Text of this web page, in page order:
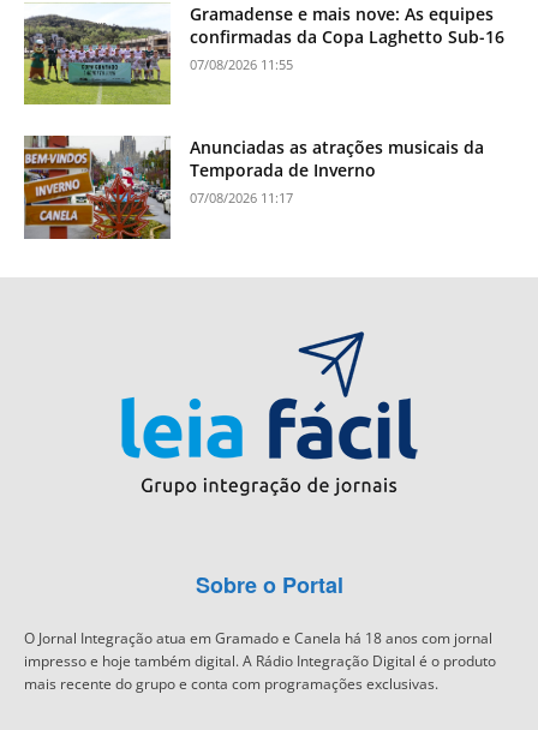
Gramadense e mais nove: As equipes
confirmadas da Copa Laghetto Sub-16
07/08/2026 11:55
Anunciadas as atrações musicais da
Temporada de Inverno
07/08/2026 11:17
Sobre o Portal
O Jornal Integração atua em Gramado e Canela há 18 anos com jornal
impresso e hoje também digital. A Rádio Integração Digital é o produto
mais recente do grupo e conta com programações exclusivas.